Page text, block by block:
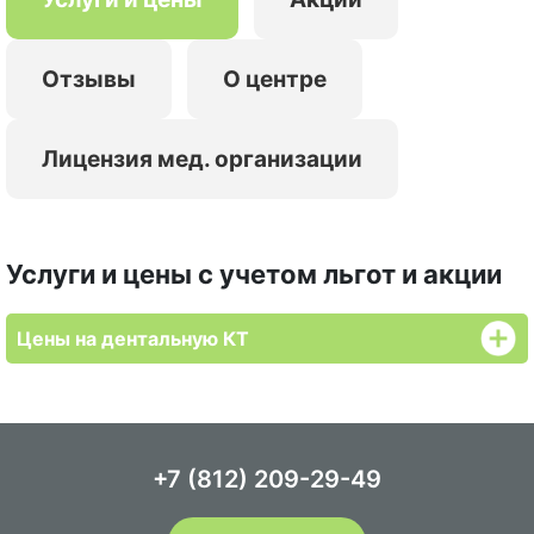
Отзывы О центре
Лицензия мед. организации
Услуги и цены с учетом льгот и акции
Цены на дентальную КТ
+7 (812) 209-29-49